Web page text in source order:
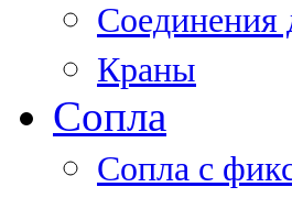
Соединения
Краны
Сопла
Cопла с